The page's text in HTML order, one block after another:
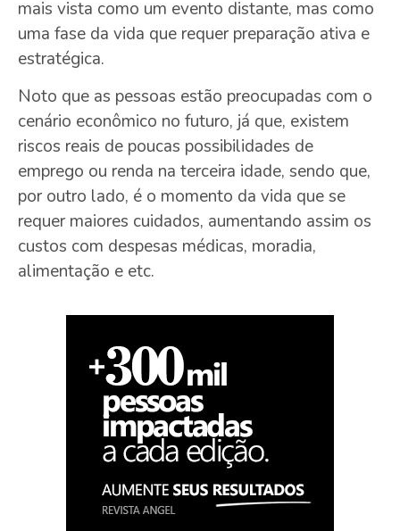
mais vista como um evento distante, mas como
uma fase da vida que requer preparação ativa e
estratégica.
Noto que as pessoas estão preocupadas com o
cenário econômico no futuro, já que, existem
riscos reais de poucas possibilidades de
emprego ou renda na terceira idade, sendo que,
por outro lado, é o momento da vida que se
requer maiores cuidados, aumentando assim os
custos com despesas médicas, moradia,
alimentação e etc.